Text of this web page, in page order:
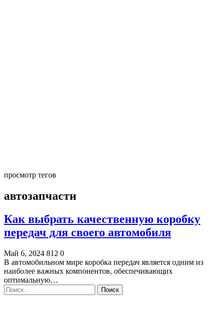
просмотр тегов
автозапчасти
Как выбрать качественную коробку
передач для своего автомобиля
Май 6, 2024 812 0
В автомобильном мире коробка передач является одним из
наиболее важных компонентов, обеспечивающих
оптимальную…